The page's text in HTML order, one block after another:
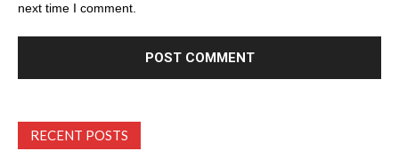
next time I comment.
RECENT POSTS